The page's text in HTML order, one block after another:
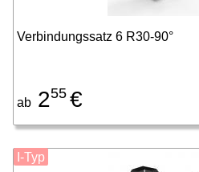
Verbindungssatz 6 R30-90°
ab 255 €
I-Typ